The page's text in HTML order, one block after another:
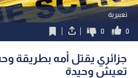
تعبيرية
0
0
جزائري يقتل أمه بطريقة
تعيش وحيدة